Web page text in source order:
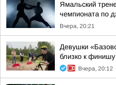
Ямальский
чемпионата по
Вчера, 20:21
Девушки
близко к финишу
Вчера, 20:12